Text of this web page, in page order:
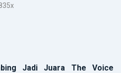
Jadi Juara The Voice